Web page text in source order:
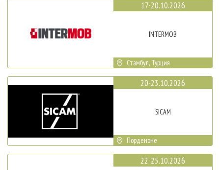
17-20.10.2026
INTERMOB
Стамбул, Турция
20-23.10.2026
SICAM
Порденоне
22-25.10.2026